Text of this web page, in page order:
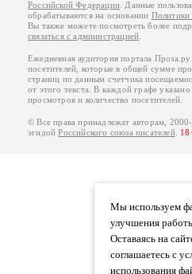
Мы используем
улучшения
Оставаясь на
соглашаетесь с
использования
Российской Федерации . Данные
обрабатываются на основании Политики
Вы также можете посмотреть более
связаться с администрацией
Ежедневная аудитория портала
посетителей, которые в общей сумме
страниц по данным счетчика
от этого текста. В каждой графе
просмотров и количество посетителей.
© Все права принадлежат авторам,
эгидойРоссийского союза писателей.